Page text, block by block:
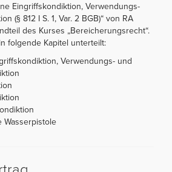
Eingriffskondiktion, Verwendungs-
(§ 812 I S. 1, Var. 2 BGB)“ von RA
des Kurses „Bereicherungsrecht“.
folgende Kapitel unterteilt:
Verwendungs- und
Wasserpistole